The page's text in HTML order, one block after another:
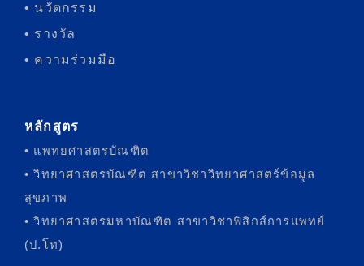
• นวัตกรรม
• รางวัล
• ความร่วมมือ
หลักสูตร
• แพทยศาสตรบัณฑิต
• วิทยาศาสตรบัณฑิต สาขาวิชาวิทยาศาสตร์ข้อมูล
สุขภาพ
• วิทยาศาสตรมหาบัณฑิต สาขาวิชาฟิสิกส์การแพทย์
(ป.โท)